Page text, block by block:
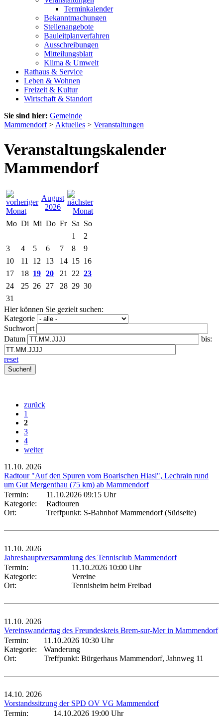
Terminkalender
Bekanntmachungen
Stellenangebote
Bauleitplanverfahren
Ausschreibungen
Mitteilungsblatt
Klima & Umwelt
Rathaus & Service
Leben & Wohnen
Freizeit & Kultur
Wirtschaft & Standort
Sie sind hier: Gemeinde
Mammendorf> Aktuelles > Veranstaltungen
Veranstaltungskalender
Mammendorf
August
2026
Mo Di Mi Do Fr Sa So
1
2
3
4 5 6 7 8
9
10
11 12 13 14 15 16
17
18 19 20 21 22 23
24
25 26 27 28 29 30
31
Hier können Sie gezielt suchen:
Kategorie
Suchwort
Datum
bis:
reset
zurück
1
2
3
4
weiter
11.10. 2026
Radtour "Auf den Spuren vom Boarischen Hiasl", Lechrain rund
um Gut Mergenthau (75 km) ab Mammendorf
Termin:
11.10.2026 09:15 Uhr
Kategorie:
Radtouren
Ort:
Treffpunkt: S-Bahnhof Mammendorf (Südseite)
11.10. 2026
Jahreshauptversammlung des Tennisclub Mammendorf
Termin:
11.10.2026 10:00 Uhr
Kategorie:
Vereine
Ort:
Tennisheim beim Freibad
11.10. 2026
Vereinswandertag des Freundeskreis Brem-sur-Mer in Mammendorf
Termin:
11.10.2026 10:30 Uhr
Kategorie:
Wanderung
Ort:
Treffpunkt: Bürgerhaus Mammendorf, Jahnweg 11
14.10. 2026
Vorstandssitzung der SPD OV VG Mammendorf
Termin:
14.10.2026 19:00 Uhr